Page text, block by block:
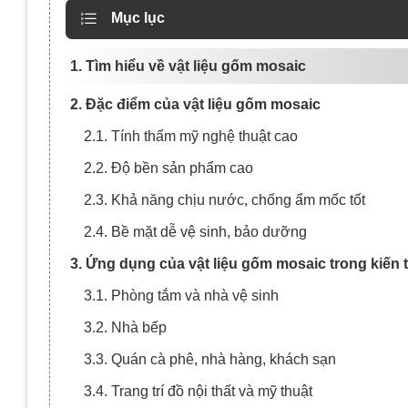
Mục lục
1. Tìm hiểu về vật liệu gốm mosaic
2. Đặc điểm của vật liệu gốm mosaic
2.1. Tính thẩm mỹ nghệ thuật cao
2.2. Độ bền sản phẩm cao
2.3. Khả năng chịu nước, chống ẩm mốc tốt
2.4. Bề mặt dễ vệ sinh, bảo dưỡng
3. Ứng dụng của vật liệu gốm mosaic trong kiến
3.1. Phòng tắm và nhà vệ sinh
3.2. Nhà bếp
3.3. Quán cà phê, nhà hàng, khách sạn
3.4. Trang trí đồ nội thất và mỹ thuật